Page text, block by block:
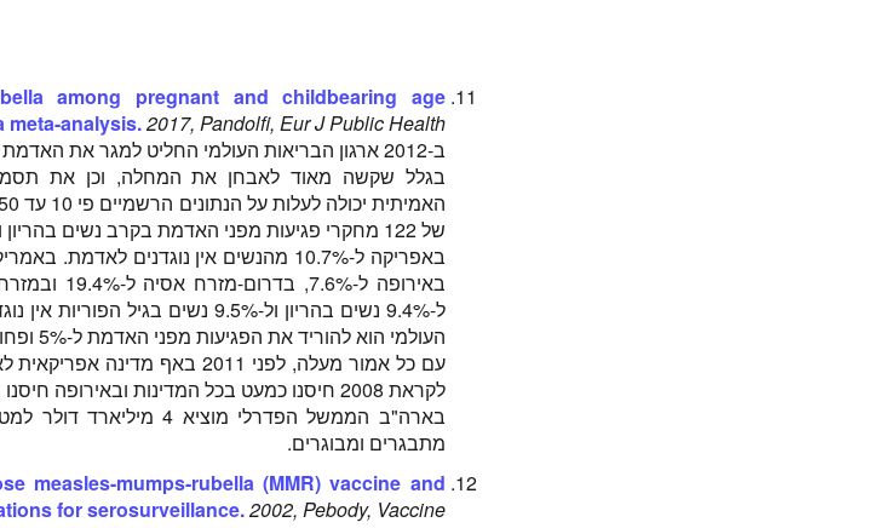
among pregnant and childbearing age
meta-analysis.2017, Pandolfi, Eur J Public Health
ב-2012 ארגון הבריאות העולמי החליט למגר את האדמת לקראת 2020.
בגלל שקשה מאוד לאבחן את המחלה, וכן את
של 122 מחקרי פגיעות מפני האדמת בקרב נשים בהריון ונשים בגילאי פוריות.
ל-9.4% נשים בהריון ול-9.5% נשים
העולמי הוא להוריד את הפגיעות מפני האדמת ל-5% ופחות.
עם כל אמור מעלה, לפני 2011 באף
לקראת 2008 חיסנו כמעט בכל המדינות ובאירופה חיסנו בכל המדינות ללא יוצא מן הכלל.
בארה"ב הממשל הפדרלי
מתבגרים ומבוגרים.
measles-mumps-rubella (MMR) vaccine and
for serosurveillance.2002, Pebody, Vaccine